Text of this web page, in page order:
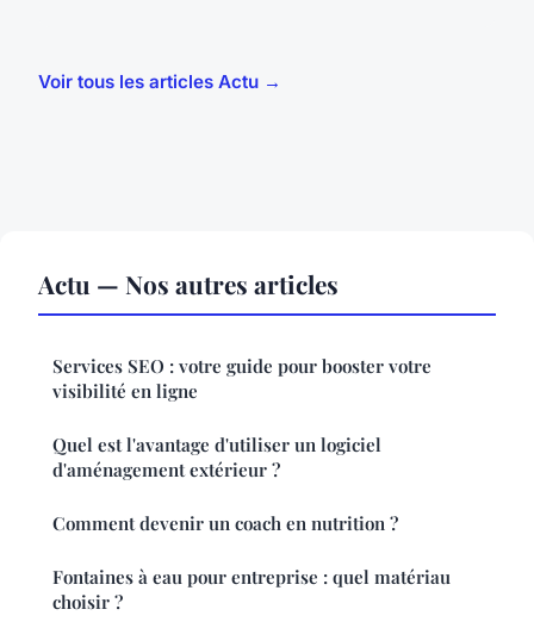
Voir tous les articles Actu →
Actu — Nos autres articles
Services SEO : votre guide pour booster votre
visibilité en ligne
Quel est l'avantage d'utiliser un logiciel
d'aménagement extérieur ?
Comment devenir un coach en nutrition ?
Fontaines à eau pour entreprise : quel matériau
choisir ?